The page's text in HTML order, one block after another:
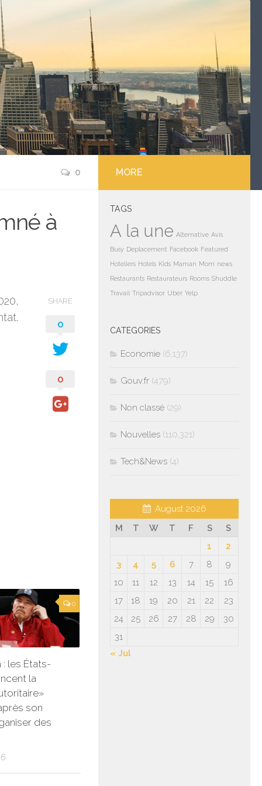
0
à
SHARE
0
0
0
: les États-
la
son
des
MORE
TAGS
A la une Alternative Avis
Busy Deplacement Facebook Featured
Hoteliers Hotels Kids Maman Mom news
Restaurants Restaurateurs Rooms Shuddle
Travail Tripadvisor Uber Yelp
CATEGORIES
Economie (6,137)
Gouv.fr (479)
Non classé (29)
Nouvelles (110,321)
Tech&News (4)
August 2026
M
T W T F S
S
1
2
3
4 5 6 7 8
9
10
11 12 13 14 15
16
17
18 19 20 21 22
23
24
25 26 27 28 29
30
31
« Jul